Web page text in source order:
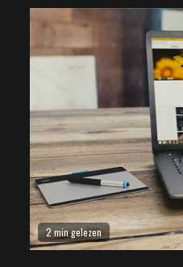
2 min gelezen